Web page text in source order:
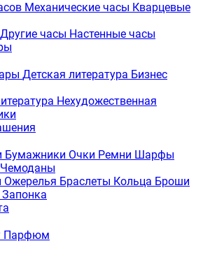
Механические часы Кварцевые
Другие часы Настенные часы
Детская литература Бизнес
Нехудожественная
Бумажники Очки Ремни Шарфы
Чемоданы
Ожерелья Браслеты Кольца Броши
Запонка
Парфюм